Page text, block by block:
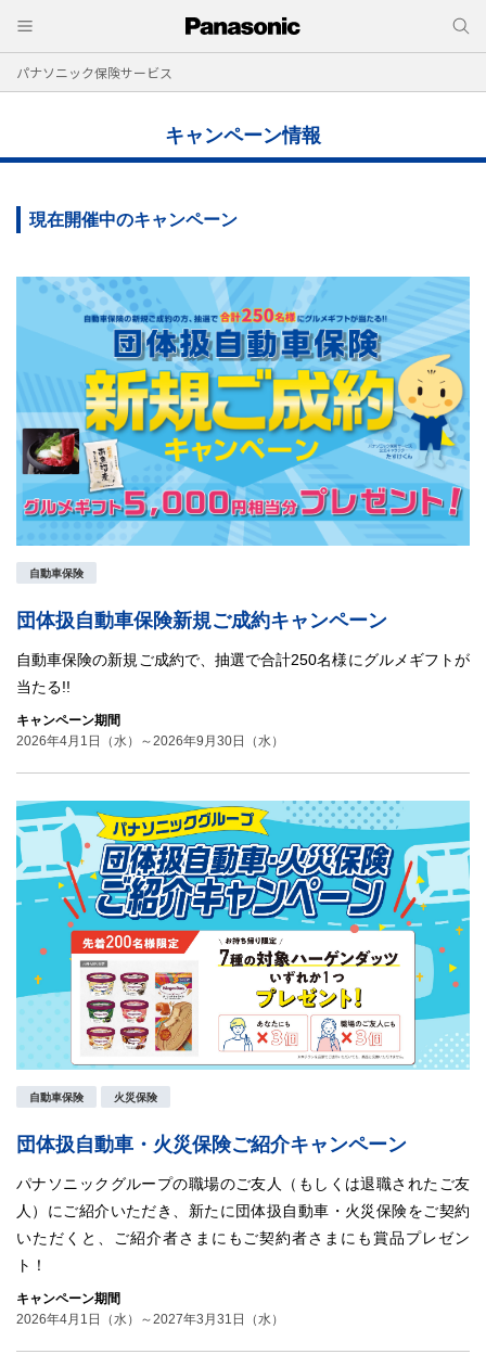
パナソニック保険サービス
キャンペーン情報
現在開催中のキャンペーン
自動車保険
団体扱自動車保険新規ご成約キャンペーン
自動車保険の新規ご成約で、抽選で合計250名様にグルメギフトが
当たる!!
キャンペーン期間
2026年4月1日（水）～2026年9月30日（水）
自動車保険 火災保険
団体扱自動車・火災保険ご紹介キャンペーン
パナソニックグループの職場のご友人（もしくは退職されたご友
人）にご紹介いただき、新たに団体扱自動車・火災保険をご契約
いただくと、ご紹介者さまにもご契約者さまにも賞品プレゼン
ト！
キャンペーン期間
2026年4月1日（水）～2027年3月31日（水）